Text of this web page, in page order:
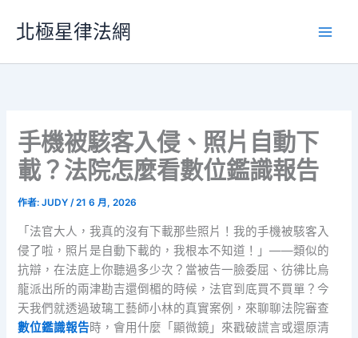
要
北極星律法網
手機被駭客入侵、照片自動下
載？法院怎麼看數位鑑識報告
作者:JUDY/21 6 月, 2026
「法官大人，我真的沒有下載那些照片！我的手機被駭客入
侵了啦，照片是自動下載的，我根本不知道！」——類似的
抗辯，在法庭上你聽過多少次？當被告一臉委屈、彷彿比烏
龍派出所的兩津勘吉還倒楣的時候，法官到底買不買單？今
天我們就透過玻璃工藝師小林的真實案例，來聊聊法院審查
數位鑑識報告時，會用什麼「顯微鏡」來戳破謊言或還原清